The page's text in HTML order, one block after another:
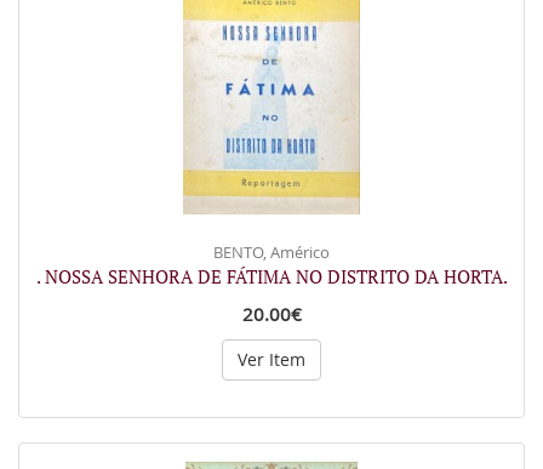
BENTO, Américo
. NOSSA SENHORA DE FÁTIMA NO DISTRITO DA HORTA.
20.00€
Ver Item